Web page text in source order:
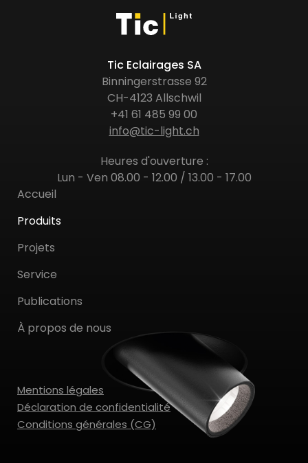
Tic Eclairages SA
Binningerstrasse 92
CH-4123 Allschwil
+41 61 485 99 00
info@tic-light.ch
Heures d'ouverture :
Lun - Ven 08.00 - 12.00 / 13.00 - 17.00
Accueil
Produits
Projets
Service
Publications
À propos de nous
Mentions légales
Déclaration de confidentialité
Conditions générales (CG)